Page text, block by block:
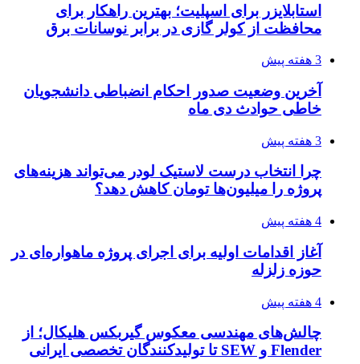
استابلایزر برای اسپلیت؛ بهترین راهکار برای
محافظت از کولر گازی در برابر نوسانات برق
3 هفته پیش
آخرین وضعیت صدور احکام انضباطی دانشجویان
خاطی حوادث دی ماه
3 هفته پیش
چرا انتخاب درست لاستیک لودر می‌تواند هزینه‌های
پروژه را میلیون‌ها تومان کاهش دهد؟
4 هفته پیش
آغاز اقدامات اولیه برای اجرای پروژه ماهواره‌ای در
حوزه زلزله
4 هفته پیش
چالش‌های مهندسی معکوس گیربکس هلیکال؛ از
Flender و SEW تا تولیدکنندگان تخصصی ایرانی